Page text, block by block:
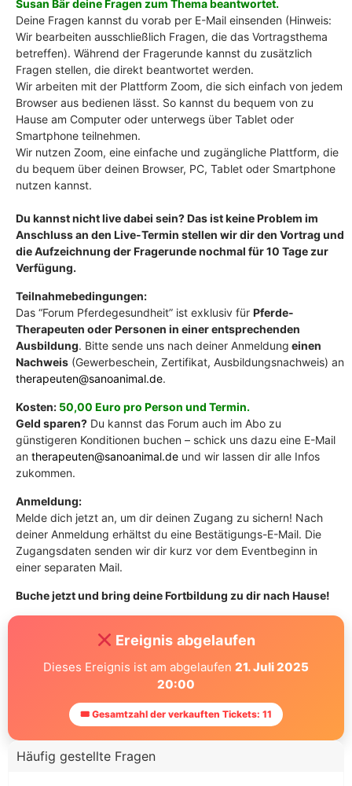
Susan Bärdeine Fragen zum Thema beantwortet.
Deine Fragen kannst du vorab per E-Mail einsenden (Hinweis:
Wir bearbeiten ausschließlich Fragen, die das Vortragsthema
betreffen). Während der Fragerunde kannst du zusätzlich
Fragen stellen, die direkt beantwortet werden.
Wir arbeiten mit der Plattform Zoom, die sich einfach von jedem
Browser aus bedienen lässt. So kannst du bequem von zu
Hause am Computer oder unterwegs über Tablet oder
Smartphone teilnehmen.
Wir nutzen Zoom, eine einfache und zugängliche Plattform, die
du bequem über deinen Browser, PC, Tablet oder Smartphone
nutzen kannst.
Du kannst nicht live dabei sein? Das ist keine Problem im
Anschluss an den Live-Termin stellen wir dir den Vortrag und
die Aufzeichnung der Fragerunde nochmal für 10 Tage zur
Verfügung.
Teilnahmebedingungen:
Das “Forum Pferdegesundheit” ist exklusiv für Pferde-
Therapeuten oder Personen in einer entsprechenden
Ausbildung. Bitte sende uns nach deiner Anmeldung einen
Nachweis (Gewerbeschein, Zertifikat, Ausbildungsnachweis) an
therapeuten@sanoanimal.de.
Kosten: 50,00 Euro pro Person und Termin.
Geld sparen? Du kannst das Forum auch im Abo zu
günstigeren Konditionen buchen – schick uns dazu eine E-Mail
an therapeuten@sanoanimal.de und wir lassen dir alle Infos
zukommen.
Anmeldung:
Melde dich jetzt an, um dir deinen Zugang zu sichern! Nach
deiner Anmeldung erhältst du eine Bestätigungs-E-Mail. Die
Zugangsdaten senden wir dir kurz vor dem Eventbeginn in
einer separaten Mail.
Buche jetzt und bring deine Fortbildung zu dir nach Hause!
Ereignis abgelaufen
Dieses Ereignis ist am abgelaufen 21. Juli 2025
20:00
🎟 Gesamtzahl der verkauften Tickets: 11
Häufig gestellte Fragen